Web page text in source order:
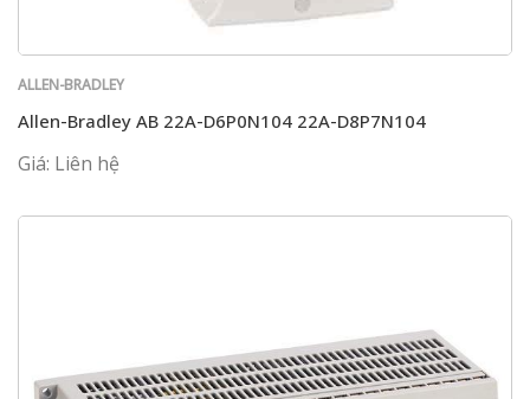
ALLEN-BRADLEY
Allen-Bradley AB 22A-D6P0N104 22A-D8P7N104
Giá: Liên hệ